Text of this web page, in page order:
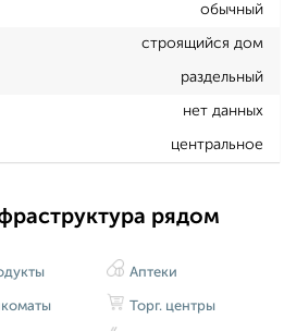
обычный
строящийся дом
раздельный
нет данных
центральное
рядом
Аптеки
Торг. центры